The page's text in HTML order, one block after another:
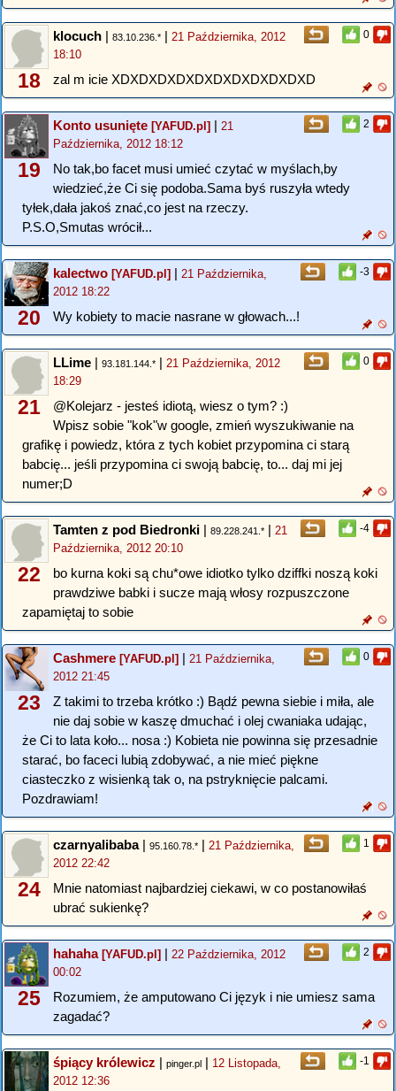
0
18
klocuch | 83.10.236.* | 21 Października, 2012
18:10
zal m icie XDXDXDXDXDXDXDXDXDXDXD
2
19
Konto usunięte [YAFUD.pl] | 21
Października, 2012 18:12
No tak,bo facet musi umieć czytać w myślach,by
wiedzieć,że Ci się podoba.Sama byś ruszyła wtedy
tyłek,dała jakoś znać,co jest na rzeczy.
P.S.O,Smutas wrócił...
-3
20
kalectwo [YAFUD.pl] | 21 Października,
2012 18:22
Wy kobiety to macie nasrane w głowach...!
0
21
LLime | 93.181.144.* | 21 Października, 2012
18:29
@Kolejarz - jesteś idiotą, wiesz o tym? :)
Wpisz sobie "kok"w google, zmień wyszukiwanie na
grafikę i powiedz, która z tych kobiet przypomina ci starą
babcię... jeśli przypomina ci swoją babcię, to... daj mi jej
numer;D
-4
22
Tamten z pod Biedronki | 89.228.241.* | 21
Października, 2012 20:10
bo kurna koki są chu*owe idiotko tylko dziffki noszą koki
prawdziwe babki i sucze mają włosy rozpuszczone
zapamiętaj to sobie
0
23
Cashmere [YAFUD.pl] | 21 Października,
2012 21:45
Z takimi to trzeba krótko :) Bądź pewna siebie i miła, ale
nie daj sobie w kaszę dmuchać i olej cwaniaka udając,
że Ci to lata koło... nosa :) Kobieta nie powinna się przesadnie
starać, bo faceci lubią zdobywać, a nie mieć piękne
ciasteczko z wisienką tak o, na pstryknięcie palcami.
Pozdrawiam!
1
24
czarnyalibaba| 95.160.78.* | 21 Października,
2012 22:42
Mnie natomiast najbardziej ciekawi, w co postanowiłaś
ubrać sukienkę?
2
25
hahaha[YAFUD.pl] | 22 Października, 2012
00:02
Rozumiem, że amputowano Ci język i nie umiesz sama
zagadać?
-1
śpiący królewicz | pinger.pl | 12 Listopada,
2012 12:36